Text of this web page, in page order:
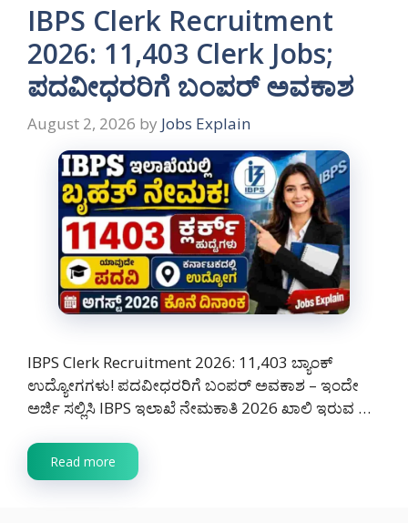
IBPS Clerk Recruitment
2026: 11,403 Clerk Jobs;
ಪದವೀಧರರಿಗೆ ಬಂಪರ್ ಅವಕಾಶ
August 2, 2026 by Jobs Explain
IBPS Clerk Recruitment 2026: 11,403 ಬ್ಯಾಂಕ್
ಉದ್ಯೋಗಗಳು! ಪದವೀಧರರಿಗೆ ಬಂಪರ್ ಅವಕಾಶ – ಇಂದೇ
ಅರ್ಜಿ ಸಲ್ಲಿಸಿ IBPS ಇಲಾಖೆ ನೇಮಕಾತಿ 2026 ಖಾಲಿ ಇರುವ …
Read more